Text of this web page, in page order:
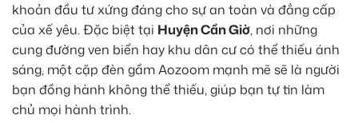
khoản đầu tư xứng đáng cho sự an toàn và đẳng cấp
của xế yêu. Đặc biệt tại Huyện Cần Giờ, nơi những
cung đường ven biển hay khu dân cư có thể thiếu ánh
sáng, một cặp đèn gầm Aozoom mạnh mẽ sẽ là người
bạn đồng hành không thể thiếu, giúp bạn tự tin làm
chủ mọi hành trình.